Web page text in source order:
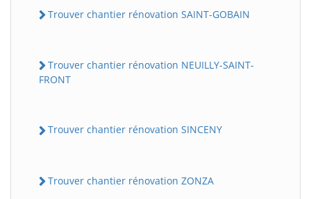
Trouver chantier rénovation SAINT-GOBAIN
Trouver chantier rénovation NEUILLY-SAINT-
FRONT
Trouver chantier rénovation SINCENY
Trouver chantier rénovation ZONZA